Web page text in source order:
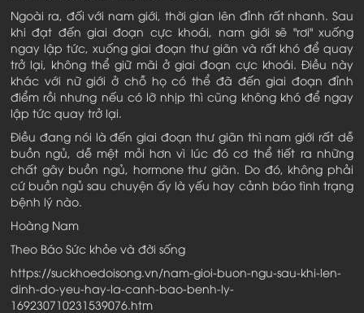
Ngoài ra, đối với nam giới, thời gian lên đỉnh rất nhanh. Sau
khi đạt đến giai đoạn cực khoái, nam giới sẽ "rơi" xuống
ngay lập tức, xuống giai đoạn thư giãn và rất khó để quay
trở lại, không thể giữ mãi ở giai đoạn cực khoái. Điều này
khác với nữ giới ở chỗ họ có thể đã đến giai đoạn đỉnh
điểm rồi nhưng nếu có lỡ nhịp thì cũng không khó để ngay
lập tức quay trở lại.
Điều đang nói là đến giai đoạn thư giãn thì nam giới rất dễ
buồn ngủ, dễ mệt mỏi hơn vì lúc đó cơ thể tiết ra những
chất gây buồn ngủ, hormone thư giãn. Do đó, không phải
cứ buồn ngủ sau chuyện ấy là yếu hay cảnh báo tình trạng
bệnh lý nào.
Hoàng Nam
Theo Báo Sức khỏe và đời sống
https://suckhoedoisong.vn/nam-gioi-buon-ngu-sau-khi-len-
dinh-do-yeu-hay-la-canh-bao-benh-ly-
169230710231539076.htm